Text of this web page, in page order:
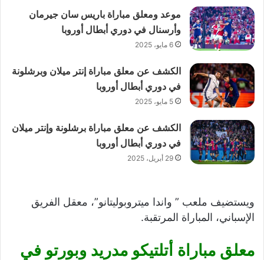
موعد ومعلق مباراة باريس سان جيرمان
وأرسنال في دوري أبطال أوروبا
6 مايو، 2025
الكشف عن معلق مباراة إنتر ميلان وبرشلونة
في دوري أبطال أوروبا
5 مايو، 2025
الكشف عن معلق مباراة برشلونة وإنتر ميلان
في دوري أبطال أوروبا
29 أبريل، 2025
ويستضيف ملعب ” واندا ميتروبوليتانو”، معقل الفريق
الإسباني، المباراة المرتقبة.
معلق مباراة أتلتيكو مدريد وبورتو في